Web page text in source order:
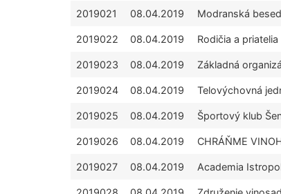
2019021 08.04.2019 Modranská
2019022 08.04.2019 Rodičia a
2019023 08.04.2019 Základná
2019024 08.04.2019 Telovýchovná
2019025 08.04.2019 Športový klub
2019026 08.04.2019 CHRÁŇME
2019027 08.04.2019 Academia